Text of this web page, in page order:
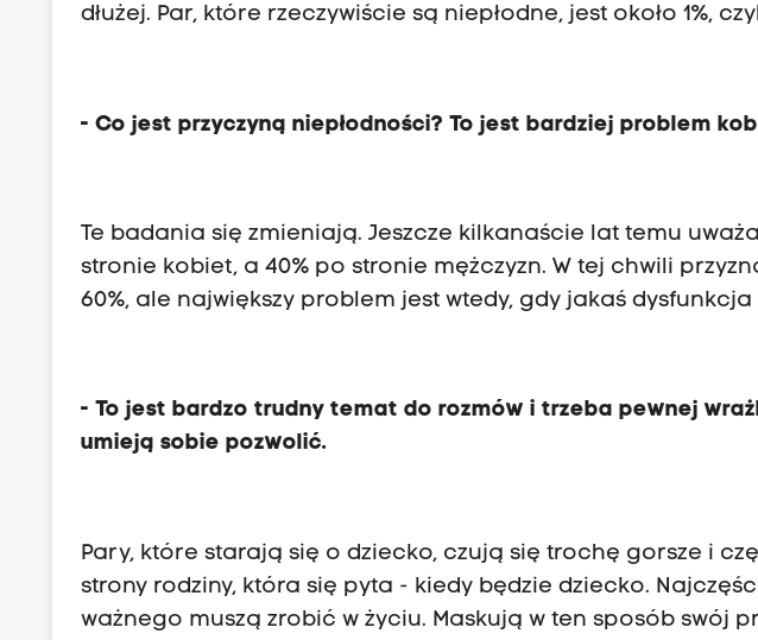
dłużej. Par, które rzeczywiście są niepłodne, jest około 1%,
- Co jest przyczyną niepłodności? To jest bardziej problem
Te badania się zmieniają. Jeszcze kilkanaście lat temu
stronie kobiet, a 40% po stronie mężczyzn. W tej chwili
60%, ale największy problem jest wtedy, gdy jakaś
- To jest bardzo trudny temat do rozmów i trzeba pewnej
umieją sobie pozwolić.
Pary, które starają się o dziecko, czują się trochę gorsze i
strony rodziny, która się pyta - kiedy będzie dziecko.
ważnego muszą zrobić w życiu. Maskują w ten sposób swój